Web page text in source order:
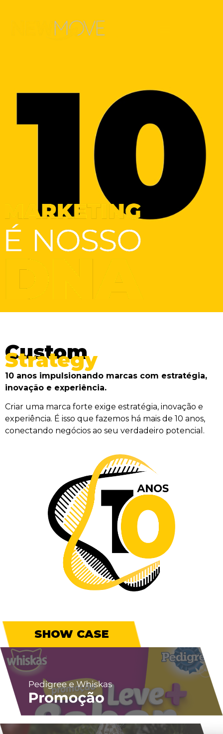
Custom
Strategy
10 anos impulsionando marcas com estratégia,
inovação e experiência.
Criar uma marca forte exige estratégia, inovação e
experiência. É isso que fazemos há mais de 10 anos,
conectando negócios ao seu verdadeiro potencial.
SHOW CASE